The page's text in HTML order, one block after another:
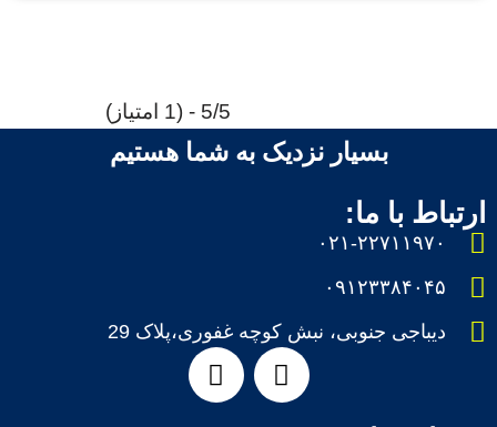
5/5 - (1 امتیاز)
بسیار نزدیک به شما هستیم
ارتباط با ما:
۰۲۱-۲۲۷۱۱۹۷۰
۰۹۱۲۳۳۸۴۰۴۵
دیباجی جنوبی، نبش کوچه غفوری،پلاک 29